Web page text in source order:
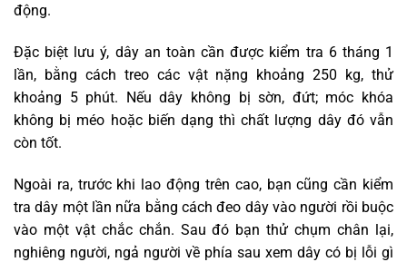
động.
Đặc biệt lưu ý, dây an toàn cần được kiểm tra 6 tháng 1
lần, bằng cách treo các vật nặng khoảng 250 kg, thử
khoảng 5 phút. Nếu dây không bị sờn, đứt; móc khóa
không bị méo hoặc biến dạng thì chất lượng dây đó vẫn
còn tốt.
Ngoài ra, trước khi lao động trên cao, bạn cũng cần kiểm
tra dây một lần nữa bằng cách đeo dây vào người rồi buộc
vào một vật chắc chắn. Sau đó bạn thử chụm chân lại,
nghiêng người, ngả người về phía sau xem dây có bị lỗi gì